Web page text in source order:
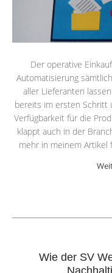
Der operative
Automatisierung
aller Lieferanten
bereits im ersten Schritt
Verfügbarkeit für die
klappt auch in der
mehr in meinem Artikel
Wie der SV